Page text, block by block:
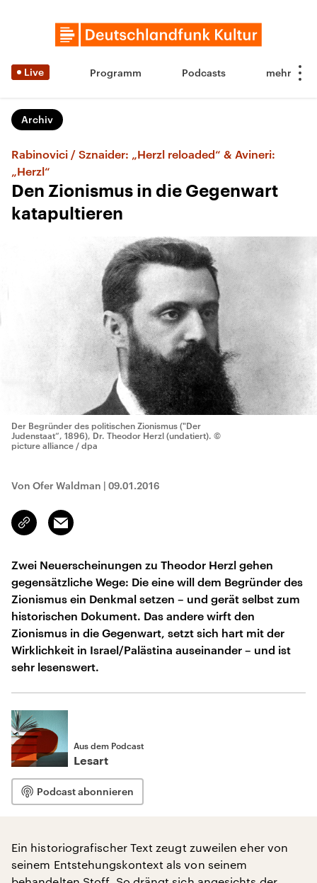
Live Programm Podcasts
Archiv
Rabinovici / Sznaider: „Herzl reloaded“ & Avineri:
„Herzl“
Den Zionismus in die Gegenwart
katapultieren
Der Begründer des politischen Zionismus ("Der
Judenstaat“, 1896), Dr. Theodor Herzl (undatiert). ©
picture alliance / dpa
Von Ofer Waldman | 09.01.2016
Link
kopieren/teilen
Email
Zwei Neuerscheinungen zu Theodor Herzl gehen
gegensätzliche Wege: Die eine will dem Begründer des
Zionismus ein Denkmal setzen – und gerät selbst zum
historischen Dokument. Das andere wirft den
Zionismus in die Gegenwart, setzt sich hart mit der
Wirklichkeit in Israel/Palästina auseinander – und ist
sehr lesenswert.
Aus dem Podcast
Lesart
Podcast abonnieren
Ein historiografischer Text zeugt zuweilen eher von
seinem Entstehungskontext als von seinem